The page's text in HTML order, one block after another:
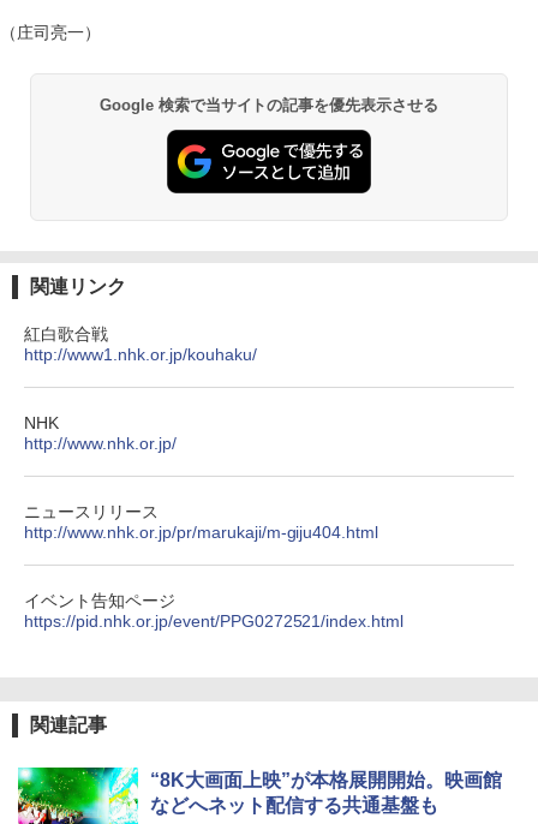
（庄司亮一）
Google 検索で当サイトの記事を優先表示させる
関連リンク
紅白歌合戦
http://www1.nhk.or.jp/kouhaku/
NHK
http://www.nhk.or.jp/
ニュースリリース
http://www.nhk.or.jp/pr/marukaji/m-giju404.html
イベント告知ページ
https://pid.nhk.or.jp/event/PPG0272521/index.html
関連記事
“8K大画面上映”が本格展開開始。映画館
などへネット配信する共通基盤も